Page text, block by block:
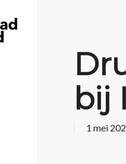
bij
1 mei